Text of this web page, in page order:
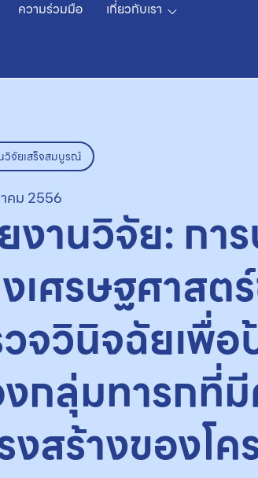
ความร่วมมือ เกี่ยวกับเรา
วิจัยเสร็จสมบูรณ์
คม 2556
งานวิจัย: กา
เศรษฐศาสต
จวินิจฉัยเพื่อ
กลุ่มทารกที่
งสร้างของโค